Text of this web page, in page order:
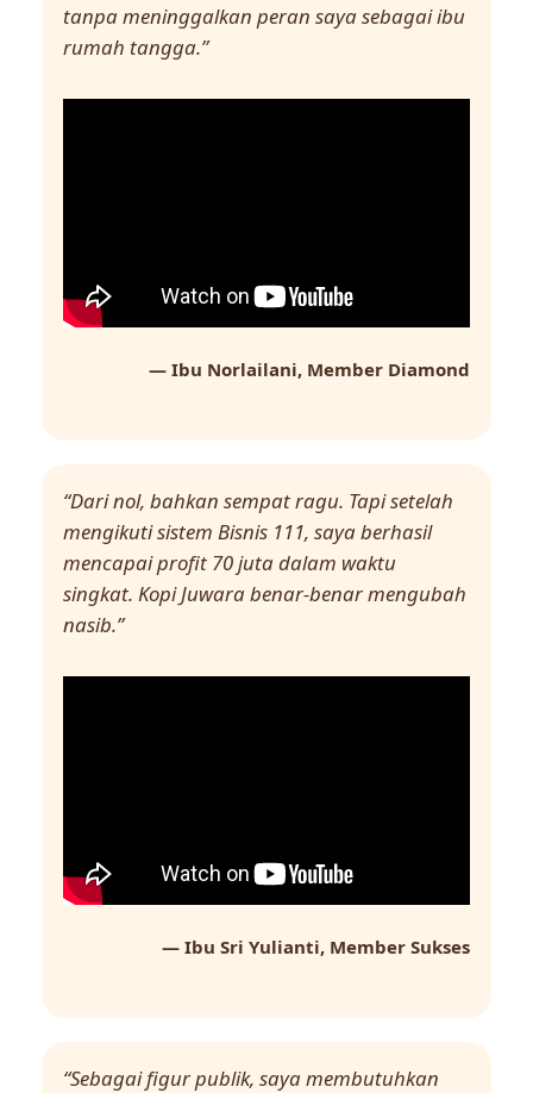
tanpa meninggalkan peran saya sebagai ibu
rumah tangga.”
— Ibu Norlailani, Member Diamond
“Dari nol, bahkan sempat ragu. Tapi setelah
mengikuti sistem Bisnis 111, saya berhasil
mencapai profit 70 juta dalam waktu
singkat. Kopi Juwara benar-benar mengubah
nasib.”
— Ibu Sri Yulianti, Member Sukses
“Sebagai figur publik, saya membutuhkan